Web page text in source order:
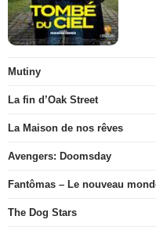
Mutiny
La fin d’Oak Street
La Maison de nos rêves
Avengers: Doomsday
Fantômas – Le nouveau
The Dog Stars